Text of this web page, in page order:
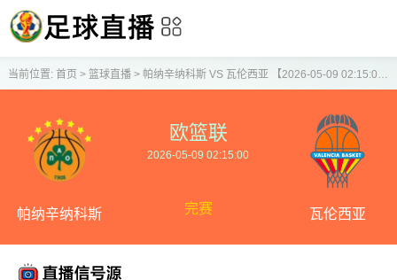
当前位置: 首页 > 篮球直播> 帕纳辛纳科斯 VS 瓦伦西亚 【2026-05-09 02:15:00】
帕纳辛纳科斯
欧篮联
2026-05-09 02:15:00
完赛 瓦伦西亚